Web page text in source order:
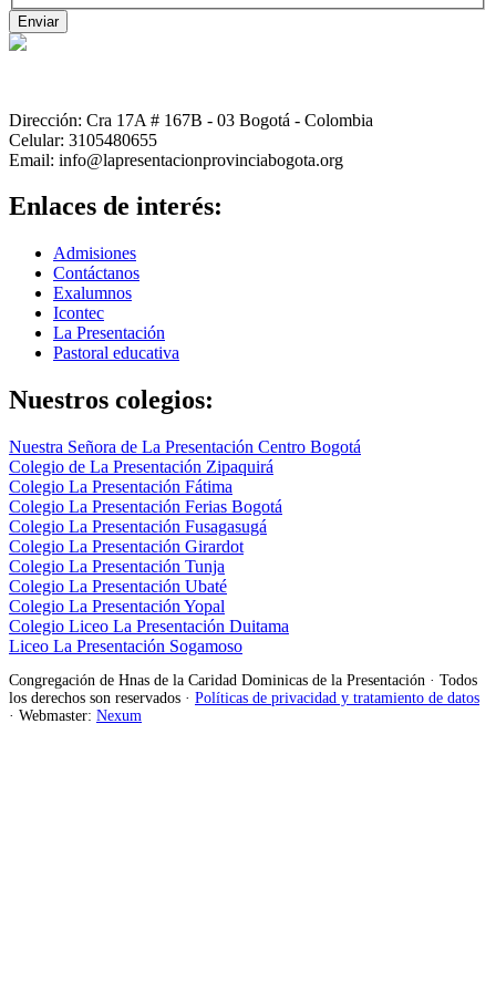
Dirección: Cra 17A # 167B - 03 Bogotá - Colombia
Celular: 3105480655
Email: info@lapresentacionprovinciabogota.org
Enlaces de interés:
Admisiones
Contáctanos
Exalumnos
Icontec
La Presentación
Pastoral educativa
Nuestros colegios:
Nuestra Señora de La Presentación Centro Bogotá
Colegio de La Presentación Zipaquirá
Colegio La Presentación Fátima
Colegio La Presentación Ferias Bogotá
Colegio La Presentación Fusagasugá
Colegio La Presentación Girardot
Colegio La Presentación Tunja
Colegio La Presentación Ubaté
Colegio La Presentación Yopal
Colegio Liceo La Presentación Duitama
Liceo La Presentación Sogamoso
Congregación de Hnas de la Caridad Dominicas de la Presentación · Todos
los derechos son reservados · Políticas de privacidad y tratamiento de datos
· Webmaster: Nexum